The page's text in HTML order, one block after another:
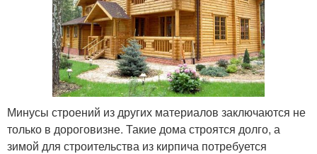
Минусы строений из других материалов заключаются не
только в дороговизне. Такие дома строятся долго, а
зимой для строительства из кирпича потребуется